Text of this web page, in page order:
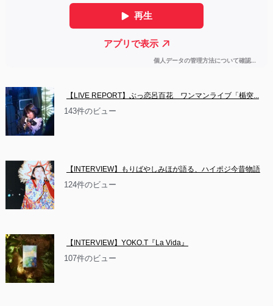
【LIVE REPORT】ぶっ恋呂百花　ワンマンライブ「楯突...
143件のビュー
【INTERVIEW】もりばやしみほが語る、ハイポジ今昔物語
124件のビュー
【INTERVIEW】YOKO.T『La Vida』
107件のビュー